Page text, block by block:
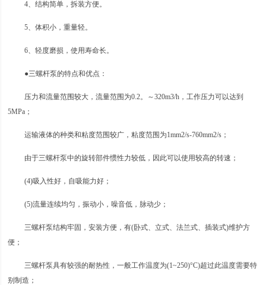
4、结构简单，拆装方便。
5、体积小，重量轻。
6、轻度磨损，使用寿命长。
●三螺杆泵的特点和优点：
压力和流量范围较大，流量范围为0.2。～320m3/h，工作压力可以达到
5MPa；
运输液体的种类和粘度范围较广，粘度范围为1mm2/s-760mm2/s；
由于三螺杆泵中的旋转部件惯性力较低，因此可以使用较高的转速；
(4)吸入性好，自吸能力好；
(5)流量连续均匀，振动小，噪音低，脉动少；
三螺杆泵结构牢固，安装方便，有(卧式、立式、法兰式、插装式)维护方
便；
三螺杆泵具有较强的耐热性，一般工作温度为(1~250)°C)超过此温度需要特
别制造；